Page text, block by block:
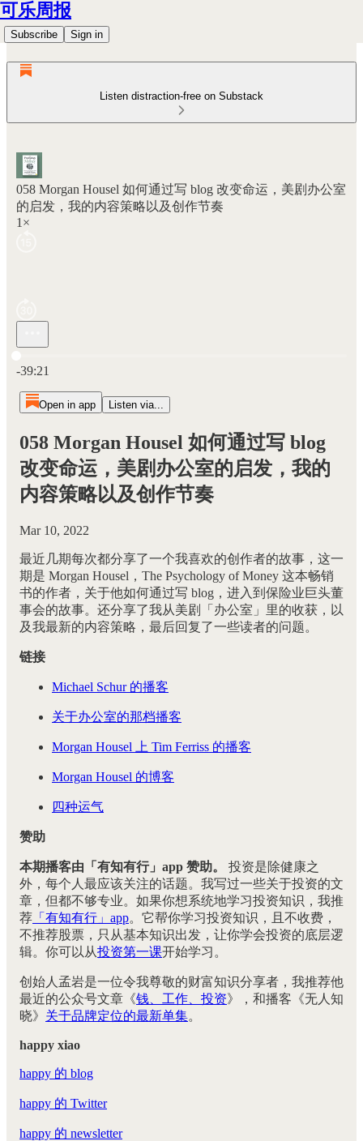
可乐周报
Subscribe Sign in
Listen distraction-free on Substack
058 Morgan Housel 如何通过写 blog 改变命运，美剧办公室
的启发，我的内容策略以及创作节奏
1×
-39:21
Open in app Listen via...
058 Morgan Housel 如何通过写 blog
改变命运，美剧办公室的启发，我的
内容策略以及创作节奏
Mar 10, 2022
最近几期每次都分享了一个我喜欢的创作者的故事，这一
期是 Morgan Housel，The Psychology of Money 这本畅销
书的作者，关于他如何通过写 blog，进入到保险业巨头董
事会的故事。还分享了我从美剧「办公室」里的收获，以
及我最新的内容策略，最后回复了一些读者的问题。
链接
Michael Schur 的播客
关于办公室的那档播客
Morgan Housel 上 Tim Ferriss 的播客
Morgan Housel 的博客
四种运气
赞助
本期播客由「有知有行」app 赞助。
投资是除健康之
外，每个人最应该关注的话题。我写过一些关于投资的文
章，但都不够专业。如果你想系统地学习投资知识，我推
荐 「有知有行」app。它帮你学习投资知识，且不收费，
不推荐股票，只从基本知识出发，让你学会投资的底层逻
辑。你可以从投资第一课开始学习。
创始人孟岩是一位令我尊敬的财富知识分享者，我推荐他
最近的公众号文章《钱、工作、投资》，和播客《无人知
晓》 关于品牌定位的最新单集。
happy xiao
happy 的 blog
happy 的 Twitter
happy 的 newsletter